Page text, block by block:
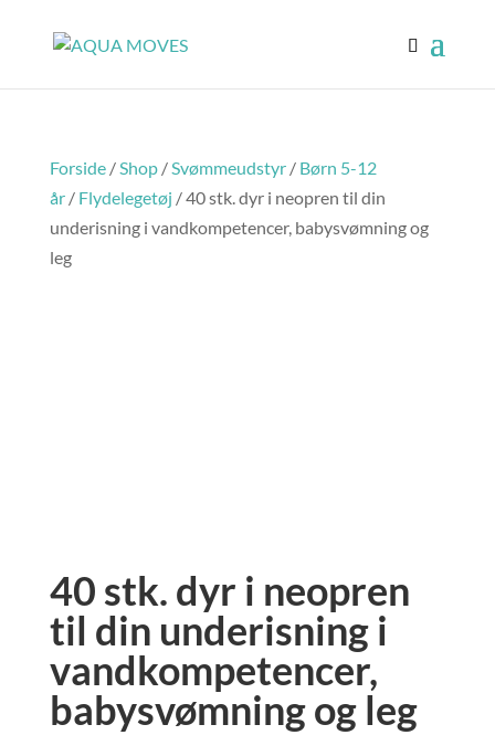
Forside/Shop/Svømmeudstyr/ Børn 5-12
år/ Flydelegetøj / 40 stk. dyr i neopren til din
underisning i vandkompetencer, babysvømning og
leg
40 stk. dyr i neopren
til din underisning i
vandkompetencer,
babysvømning og leg